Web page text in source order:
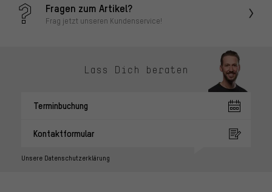
Fragen zum Artikel?
Frag jetzt unseren Kundenservice!
Lass Dich beraten
Terminbuchung
Kontaktformular
Unsere Datenschutzerklärung